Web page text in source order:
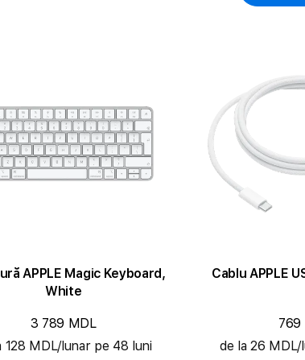
APPLE Magic Keyboard,
White
3 789 MDL
128 MDL/lunar pe 48 luni
Cablu APPLE
769
de la 26